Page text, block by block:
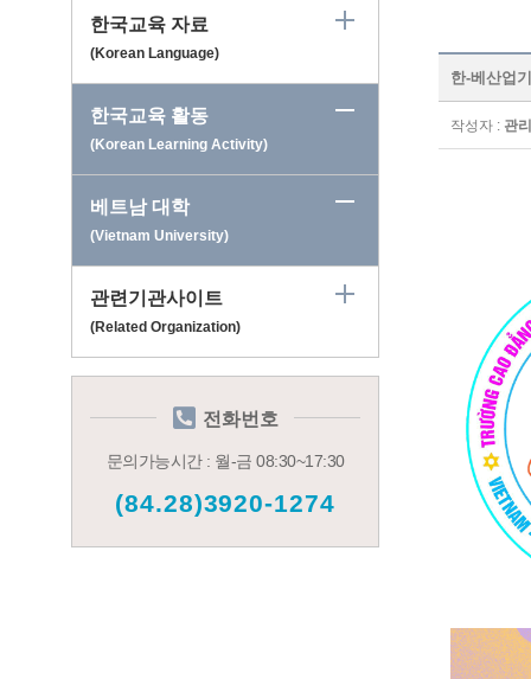
한국교육 자료
(Korean Language)
한국교육 활동
(Korean Learning Activity)
베트남 대학
(Vietnam University)
관련기관사이트
(Related Organization)
전화번호
문의가능시간 : 월-금 08:30~17:30
(84.28)3920-1274
한-베산업
작성자 : 관